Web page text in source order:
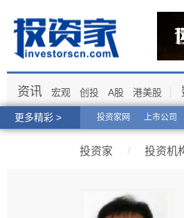
更多精彩 > 投资家网 上市公司
资讯 宏观 创投 A股 港美股
投资家 / 投资机